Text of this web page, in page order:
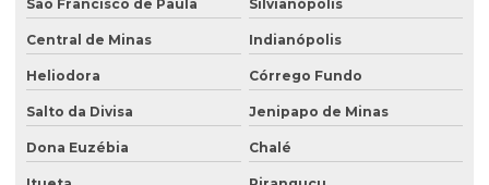
São Francisco de Paula Silvianópolis
Central de Minas Indianópolis
Heliodora Córrego Fundo
Salto da Divisa Jenipapo de Minas
Dona Euzébia Chalé